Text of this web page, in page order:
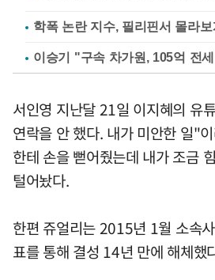
학폭 논란 지수, 필리핀서 몰라
이승기 "구속 차가원, 105억 전
서인영 지난달 21일 이지혜의 유
연락을 안 했다. 내가 미안한 일"
한테 손을 뻗어줬는데 내가 조금
털어놨다.
한편 쥬얼리는 2015년 1월 소속
표를 통해 결성 14년 만에 해체했